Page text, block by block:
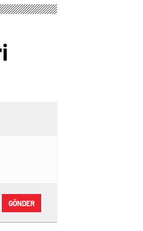
GÖNDER